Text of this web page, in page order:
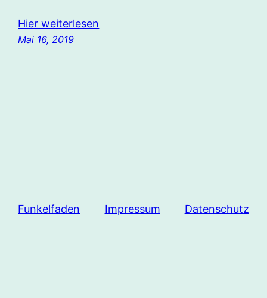
Hier weiterlesen
Mai 16, 2019
Funkelfaden Impressum Datenschutz